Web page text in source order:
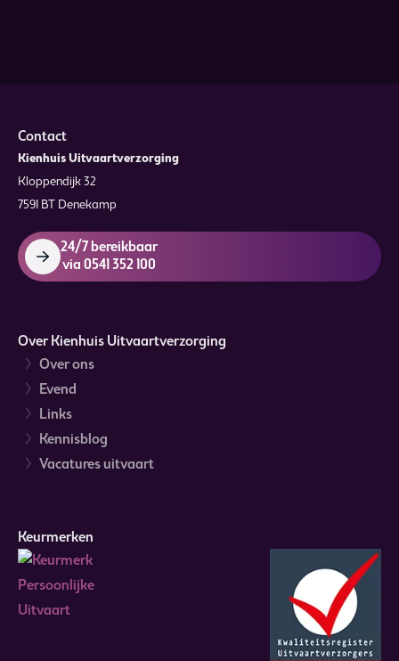
Contact
Kienhuis Uitvaartverzorging
Kloppendijk 32
7591 BT Denekamp
24/7 bereikbaar
via 0541 352 100
Over Kienhuis Uitvaartverzorging
Over ons
Evend
Links
Kennisblog
Vacatures uitvaart
Keurmerken